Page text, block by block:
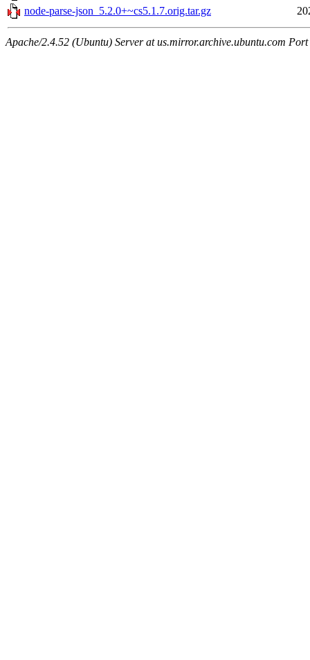
node-parse-json_5.2.0+~cs5.1.7.orig.tar.gz
Apache/2.4.52 (Ubuntu) Server at us.mirror.archive.ubuntu.com Port